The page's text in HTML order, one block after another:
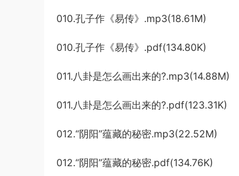
010.孔子作《易传》.mp3(18.61M)
010.孔子作《易传》.pdf(134.80K)
011.八卦是怎么画出来的?.mp3(14.88M)
011.八卦是怎么画出来的?.pdf(123.31K)
012.“阴阳”蕴藏的秘密.mp3(22.52M)
012.“阴阳”蕴藏的秘密.pdf(134.76K)